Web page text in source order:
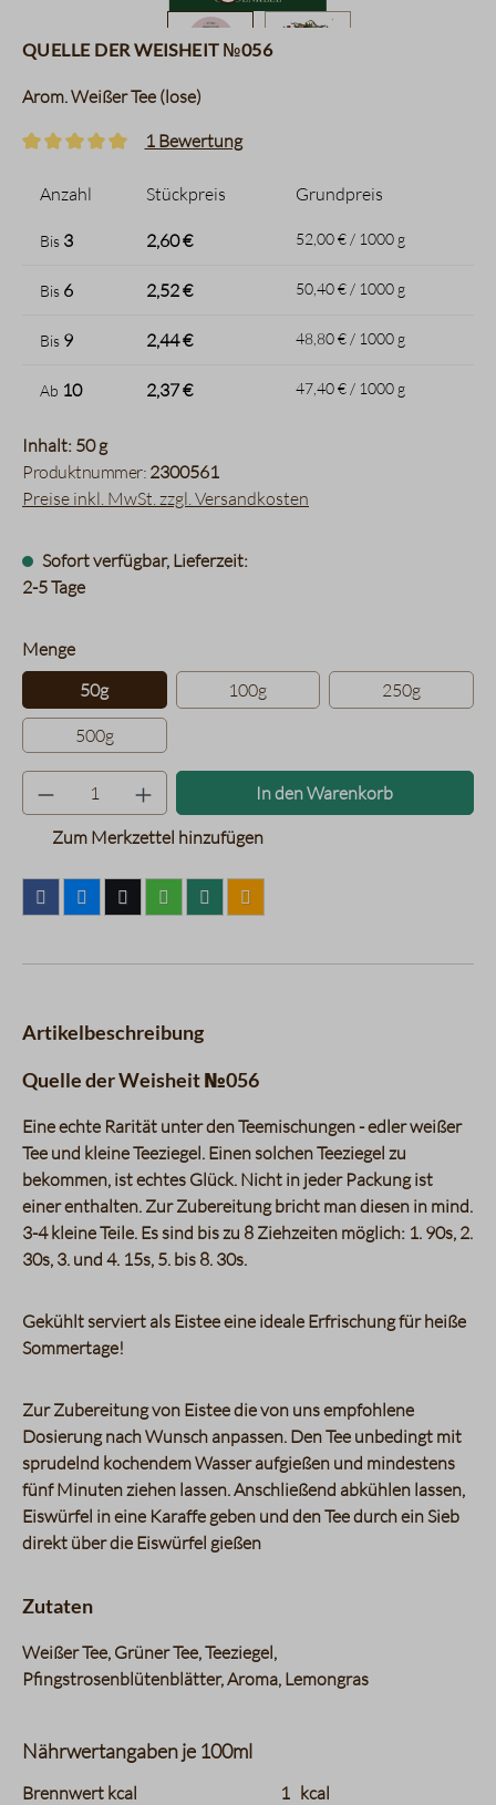
Quelle der Weisheit №056
Arom. Weißer Tee (lose)
1 Bewertung
Anzahl Stückpreis Grundpreis
Bis 3 2,60 € 52,00 € / 1000 g
Bis 6 2,52 € 50,40 € / 1000 g
Bis 9 2,44 € 48,80 € / 1000 g
Ab 10 2,37 € 47,40 € / 1000 g
Inhalt: 50 g
Produktnummer: 2300561
Preise inkl. MwSt. zzgl. Versandkosten
Sofort verfügbar, Lieferzeit:
2-5 Tage
Mengeauswählen
50g
100g 250g
500g
Produkt Anzahl: Gib den
In den Warenkorb
Zum Merkzettel hinzufügen
Artikelbeschreibung
Quelle der Weisheit №056
Eine echte Rarität unter den Teemischungen - edler weißer
Tee und kleine Teeziegel. Einen solchen Teeziegel zu
bekommen, ist echtes Glück. Nicht in jeder Packung ist
einer enthalten. Zur Zubereitung bricht man diesen in mind.
3-4 kleine Teile. Es sind bis zu 8 Ziehzeiten möglich: 1. 90s, 2.
30s, 3. und 4. 15s, 5. bis 8. 30s.
Gekühlt serviert als Eistee eine ideale Erfrischung für heiße
Sommertage!
Zur Zubereitung von Eistee die von uns empfohlene
Dosierung nach Wunsch anpassen. Den Tee unbedingt mit
sprudelnd kochendem Wasser aufgießen und mindestens
fünf Minuten ziehen lassen. Anschließend abkühlen lassen,
Eiswürfel in eine Karaffe geben und den Tee durch ein Sieb
direkt über die Eiswürfel gießen
Zutaten
Weißer Tee, Grüner Tee, Teeziegel,
Pfingstrosenblütenblätter, Aroma, Lemongras
Nährwertangaben je 100ml
charts.nutritions.header_name charts.nutritions.header_value
Brennwert kcal 1 kcal